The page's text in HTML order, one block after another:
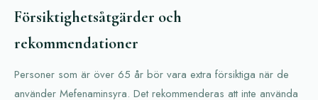
Försiktighetsåtgärder och
rekommendationer
Personer som är över 65 år bör vara extra försiktiga när de
använder Mefenaminsyra. Det rekommenderas att inte använda